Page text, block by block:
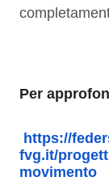
Per
https://
fvg.it/
movimento